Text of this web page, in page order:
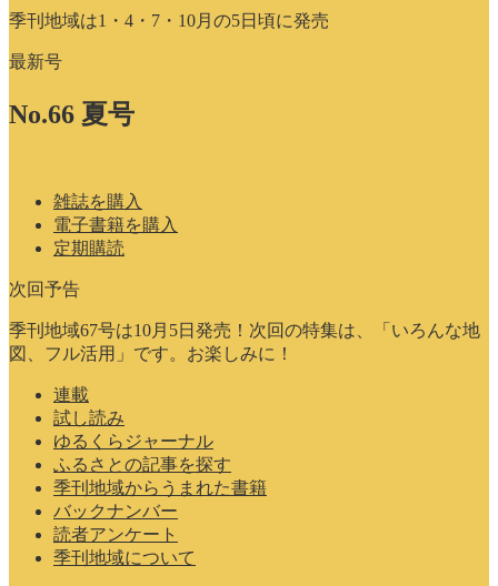
季刊地域は1・4・7・10月の5日頃に発売
最新号
No.66 夏号
雑誌を購入
電子書籍を購入
定期購読
次回予告
季刊地域67号は10月5日発売！次回の特集は、「いろんな地
図、フル活用」です。お楽しみに！
連載
試し読み
ゆるくらジャーナル
ふるさとの記事を探す
季刊地域からうまれた書籍
バックナンバー
読者アンケート
季刊地域について